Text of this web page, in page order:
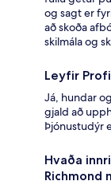
og sagt er
að skoða
skilmála og
Leyfir
Já, hundar
gjald að
Þjónustudýr
Hvaða
Richmond